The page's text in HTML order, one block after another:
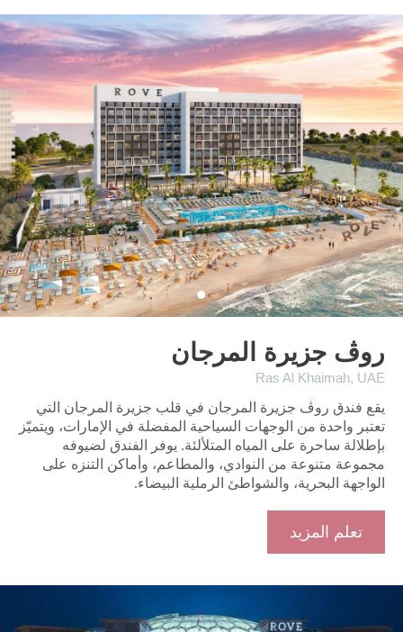
روڤ جزيرة المرجان
Ras Al Khaimah, UAE
يقع فندق روڤ جزيرة المرجان في قلب جزيرة المرجان التي
تعتبر واحدة من الوجهات السياحية المفضلة في الإمارات، ويتميّز
بإطلالة ساحرة على المياه المتلألئة. يوفر الفندق لضيوفه
مجموعة متنوعة من النوادي، والمطاعم، وأماكن التنزه على
الواجهة البحرية، والشواطئ الرملية البيضاء.
تعلم المزيد